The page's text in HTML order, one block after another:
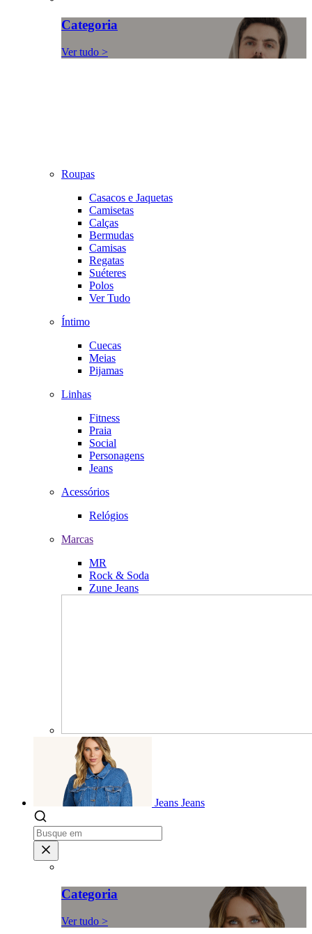
Categoria
Ver tudo >
Roupas
Casacos e Jaquetas
Camisetas
Calças
Bermudas
Camisas
Regatas
Suéteres
Polos
Ver Tudo
Íntimo
Cuecas
Meias
Pijamas
Linhas
Fitness
Praia
Social
Personagens
Jeans
Acessórios
Relógios
Marcas
MR
Rock & Soda
Zune Jeans
Jeans Jeans
Categoria
Ver tudo >